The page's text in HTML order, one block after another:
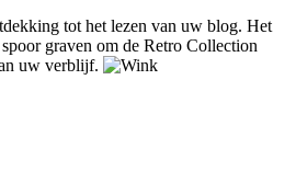
tot het lezen van uw blog. Het
graven om de Retro Collection
uw verblijf.